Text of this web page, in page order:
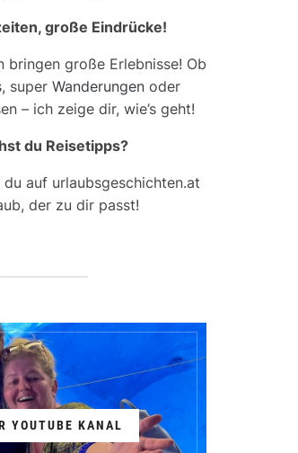
große Eindrücke!
bringen große Erlebnisse! Ob
, super Wanderungen oder
– ich zeige dir, wie’s geht!
du Reisetipps?
auf urlaubsgeschichten.at
der zu dir passt!
YOUTUBE KANAL